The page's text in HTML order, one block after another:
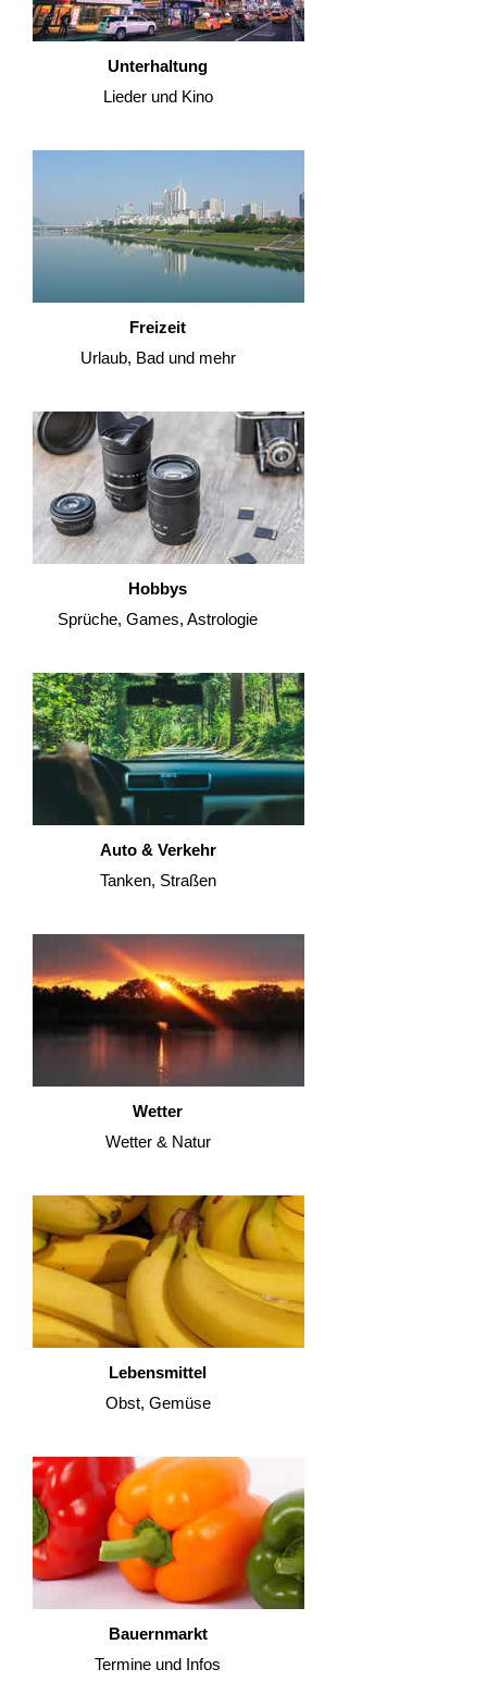
Unterhaltung
Lieder und Kino
Freizeit
Urlaub, Bad und mehr
Hobbys
Sprüche, Games, Astrologie
Auto & Verkehr
Tanken, Straßen
Wetter
Wetter & Natur
Lebensmittel
Obst, Gemüse
Bauernmarkt
Termine und Infos